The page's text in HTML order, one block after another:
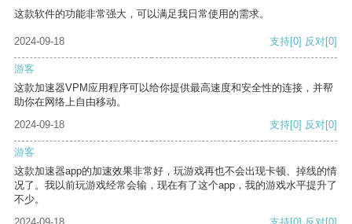
这款软件的功能非常强大，可以满足我日常使用的需求。
2024-09-18 支持[0] 反对[0]
游客
这款加速器VPM应用程序可以给你提供最高速度和安全性的连接，并帮
助你在网络上自由移动。
2024-09-18
支持[0] 反对[0]
游客
这款加速器app的加速效果非常好，玩游戏再也不会出现卡顿、掉线的情
况了。我以前玩游戏经常会输，现在有了这个app，我的游戏水平提升了
不少。